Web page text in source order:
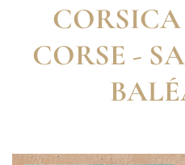
CORSICA
CORSE -